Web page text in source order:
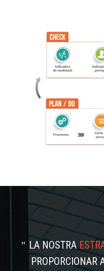
LA NOSTRA
PROPORCIONAR